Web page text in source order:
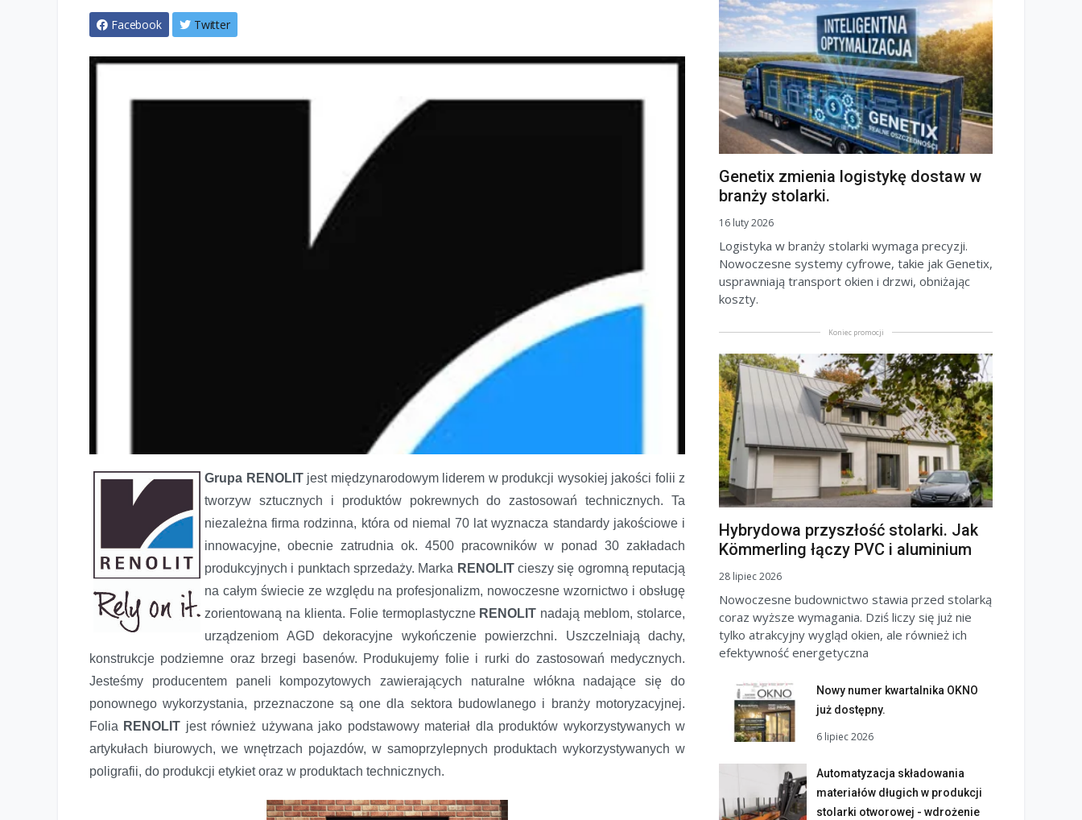
Facebook Twitter
Grupa RENOLIT jest międzynarodowym liderem w produkcji wysokiej jakości folii z
tworzyw sztucznych i produktów pokrewnych do zastosowań technicznych. Ta
niezależna firma rodzinna, która od niemal 70 lat wyznacza standardy jakościowe i
innowacyjne, obecnie zatrudnia ok. 4500 pracowników w ponad 30 zakładach
produkcyjnych i punktach sprzedaży. Marka RENOLITcieszy się ogromną reputacją
na całym świecie ze względu na profesjonalizm, nowoczesne wzornictwo i obsługę
zorientowaną na klienta. Folie termoplastyczne RENOLIT nadają meblom, stolarce,
urządzeniom AGD dekoracyjne wykończenie powierzchni. Uszczelniają dachy,
konstrukcje podziemne oraz brzegi basenów. Produkujemy folie i rurki do zastosowań medycznych.
Jesteśmy producentem paneli kompozytowych zawierających naturalne włókna nadające się do
ponownego wykorzystania, przeznaczone są one dla sektora budowlanego i branży motoryzacyjnej.
Folia RENOLIT jest również używana jako podstawowy materiał dla produktów wykorzystywanych w
artykułach biurowych, we wnętrzach pojazdów, w samoprzylepnych produktach wykorzystywanych w
poligrafii, do produkcji etykiet oraz w produktach technicznych.
Genetix zmienia logistykę dostaw w
branży stolarki.
16 luty 2026
Logistyka w branży stolarki wymaga precyzji.
Nowoczesne systemy cyfrowe, takie jak Genetix,
usprawniają transport okien i drzwi, obniżając
koszty.
Koniec promocji
Hybrydowa przyszłość stolarki. Jak
Kömmerling łączy PVC i aluminium
28 lipiec 2026
Nowoczesne budownictwo stawia przed stolarką
coraz wyższe wymagania. Dziś liczy się już nie
tylko atrakcyjny wygląd okien, ale również ich
efektywność energetyczna
Nowy numer kwartalnika OKNO
już dostępny.
6 lipiec 2026
Automatyzacja składowania
materiałów długich w produkcji
stolarki otworowej - wdrożenie